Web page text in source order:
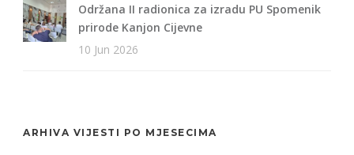
Održana II radionica za izradu PU Spomenik
prirode Kanjon Cijevne
10 Jun 2026
ARHIVA VIJESTI PO MJESECIMA